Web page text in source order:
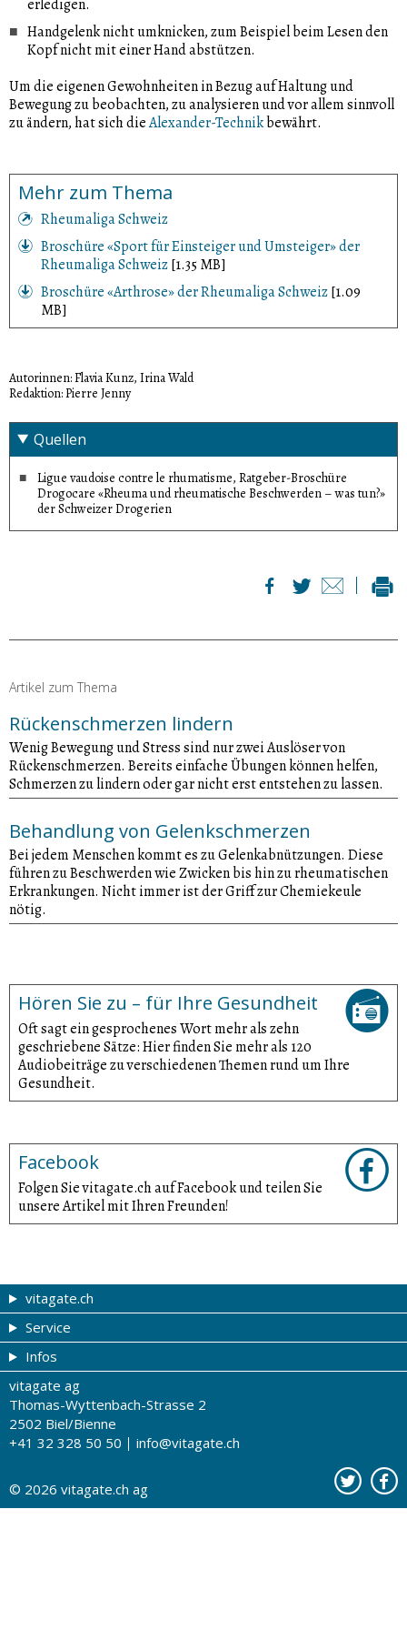
erledigen.
Handgelenk nicht umknicken, zum Beispiel beim Lesen den
Kopf nicht mit einer Hand abstützen.
Um die eigenen Gewohnheiten in Bezug auf Haltung und
Bewegung zu beobachten, zu analysieren und vor allem sinnvoll
zu ändern, hat sich dieAlexander-Technikbewährt.
Mehr zum Thema
Rheumaliga Schweiz
Broschüre «Sport für Einsteiger und Umsteiger» der
Rheumaliga Schweiz[1.35 MB]
Broschüre «Arthrose» der Rheumaliga Schweiz[1.09
MB]
Autorinnen: Flavia Kunz, Irina Wald
Redaktion: Pierre Jenny
Quellen
Ligue vaudoise contre le rhumatisme, Ratgeber-Broschüre
Drogocare «Rheuma und rheumatische Beschwerden – was tun?»
der Schweizer Drogerien
Artikel zum Thema
Rückenschmerzen lindern
Wenig Bewegung und Stress sind nur zwei Auslöser von
Rückenschmerzen. Bereits einfache Übungen können helfen,
Schmerzen zu lindern oder gar nicht erst entstehen zu lassen.
Behandlung von Gelenkschmerzen
Bei jedem Menschen kommt es zu Gelenkabnützungen. Diese
führen zu Beschwerden wie Zwicken bis hin zu rheumatischen
Erkrankungen. Nicht immer ist der Griff zur Chemiekeule
nötig.
Hören Sie zu – für Ihre Gesundheit
Oft sagt ein gesprochenes Wort mehr als zehn
geschriebene Sätze: Hier finden Sie mehr als 120
Audiobeiträge zu verschiedenen Themen rund um Ihre
Gesundheit.
Facebook
Folgen Sie vitagate.ch auf Facebook und teilen Sie
unsere Artikel mit Ihren Freunden!
vitagate.ch
Gesund & schön
Themen von A-Z
Therapien von A-Z
Gesundheit zum Hören
Gesundheitstests
Service
Gutscheine
Drogistenstern
Drogeriesuche
Partner-Drogerien
Kontakt
Infos
Impressum
Über uns
Nutzungsbestimmungen
Werbung auf vitagate.ch
vitagate ag
Thomas-Wyttenbach-Strasse 2
2502 Biel/Bienne
+41 32 328 50 50
info@vitagate.ch
© 2026 vitagate.ch ag